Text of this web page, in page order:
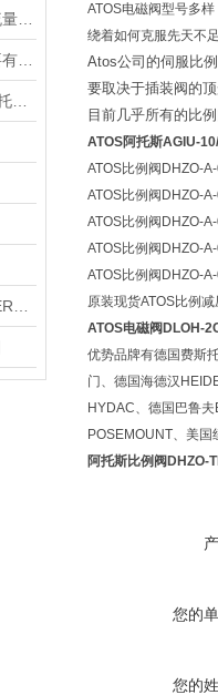
ATOS电磁阀型号多
绕着如何克服先天不
Atos公司的伺服比
要取决于插装阀的
目前几乎所有的比
ATOS阿托斯AGIU-
ATOS比例阀DHZO-
ATOS比例阀DHZO-
ATOS比例阀DHZO-
ATOS比例阀DHZO-
ATOS比例阀DHZO-
原装现货ATOS比例
ATOS电磁阀DLOH-
优势品牌有德国费斯
门、德国海德汉
HYDAC、德国巴鲁
POSEMOUNT、美
阿托斯比例阀DHZO-
您的
您的